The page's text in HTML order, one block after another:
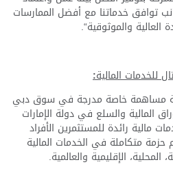
توافق خدماتنا مع أفضل الممارسات
العالية والموثوقية“.
للخدمات المالية:
مساهمة خاصة مدرجة في سوق دبي
المالية والسلع في دولة الإمارات
مالية رائدة للمستثمرين الأفراد
عام 2006، وتقدم حزمة متكاملة في الخدمات المالية
الإقليمية والعالمية.